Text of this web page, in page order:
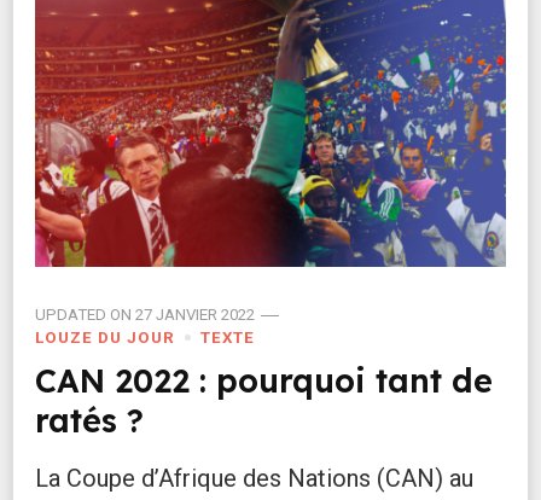
UPDATED ON 27 JANVIER 2022
LOUZE DU JOUR
TEXTE
CAN 2022 : pourquoi tant de
ratés ?
La Coupe d’Afrique des Nations (CAN) au